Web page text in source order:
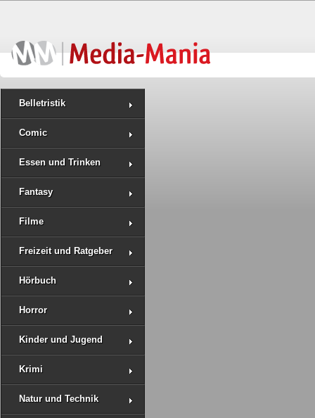
Belletristik
Comic
Essen und Trinken
Fantasy
Filme
Freizeit und Ratgeber
Hörbuch
Horror
Kinder und Jugend
Krimi
Natur und Technik